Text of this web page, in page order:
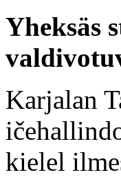
Yheksäs
Karjalan
kielel